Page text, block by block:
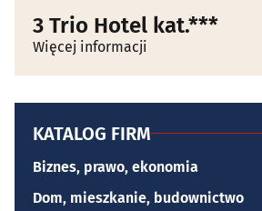
3 Trio Hotel kat.***
Więcej informacji
KATALOG FIRM
Biznes, prawo, ekonomia
Dom, mieszkanie, budownictwo